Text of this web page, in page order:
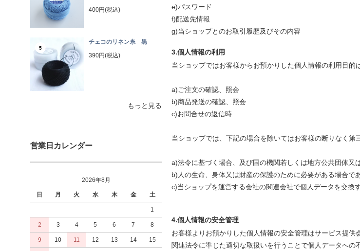
400円(税込)
5
チェコのリネン糸 黒
390円(税込)
もっと見る
営業日カレンダー
2026年8月
日 月 火 水 木 金 土
1
2 3 4 5 6 7 8
9 10 11 12 13 14 15
e)パスワード
f)配送先情報
g)当ショップとのお取引履歴及びその内容
3.個人情報の利用
当ショップではお客様からお預かりした個人情報の利用目的
a)ご注文の確認、照会
b)商品発送の確認、照会
c)お問合せの返信時
当ショップでは、下記の場合を除いてはお客様の断りなく第
a)法令に基づく場合、及び国の機関若しくは地方公共団体
b)人の生命、身体又は財産の保護のために必要がある場合で
c)当ショップを運営する会社の関連会社で個人データを交換
4.個人情報の安全管理
お客様よりお預かりした個人情報の安全管理はサービス提
関連法令に準じた適切な取扱いを行うことで個人データへの